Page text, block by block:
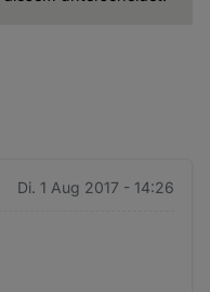
Di. 1 Aug 2017 - 14:26